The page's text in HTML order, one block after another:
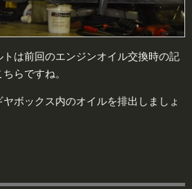
は前回のエンジンオイル交換時の記
らですね。
ボックス内のオイルを排出しましょ